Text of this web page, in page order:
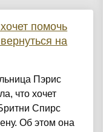
помочь
на
Пэрис
что хочет
Спирс
Об этом она